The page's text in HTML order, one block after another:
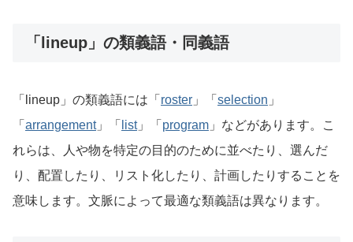
「lineup」の類義語・同義語
「lineup」の類義語には「 roster 」「 selection 」
「 arrangement」「 list」「 program 」などがあります。こ
れらは、人や物を特定の目的のために並べたり、選んだ
り、配置したり、リスト化したり、計画したりすることを
意味します。文脈によって最適な類義語は異なります。